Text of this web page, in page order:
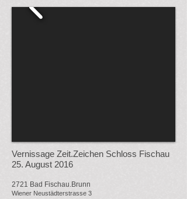
Vernissage Zeit.Zeichen Schloss Fischau
25. August 2016
2721 Bad Fischau.Brunn
Wiener Neustädterstrasse 3